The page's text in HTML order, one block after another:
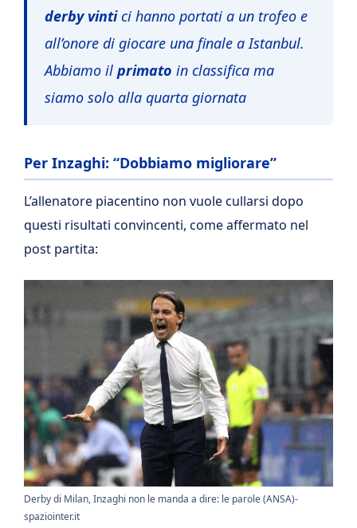
derby vintici hanno portati a un trofeo e
all’onore di giocare una finale a Istanbul.
Abbiamo il primato in classifica ma
siamo solo alla quarta giornata
Per Inzaghi: “Dobbiamo migliorare”
L’allenatore piacentino non vuole cullarsi dopo
questi risultati convincenti, come affermato nel
post partita:
Derby di Milan, Inzaghi non le manda a dire: le parole (ANSA)-
spaziointer.it